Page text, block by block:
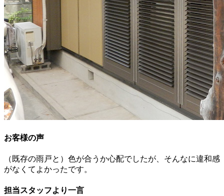
お客様の声
（既存の雨戸と）色が合うか心配でしたが、そんなに違和感
がなくてよかったです。
担当スタッフより一言